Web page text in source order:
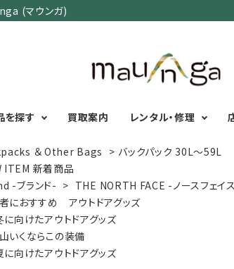
(マウンガ)
を探す
カテゴリーで選ぶ
Men's Wear
Women's Wear
Kid's Wear
サイズで選ぶ
買取案内 レンタル・修理
＆ Other Bags > バックパック 30L～59L
ITEM 新着商品
-ブランド- > THE NORTH FACE -ノースフェイ
におすすめ アウトドアグッズ
に向けたアウトドアグッズ
いくならこの装備
に向けたアウトドアグッズ